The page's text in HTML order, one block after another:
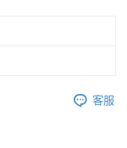
客服